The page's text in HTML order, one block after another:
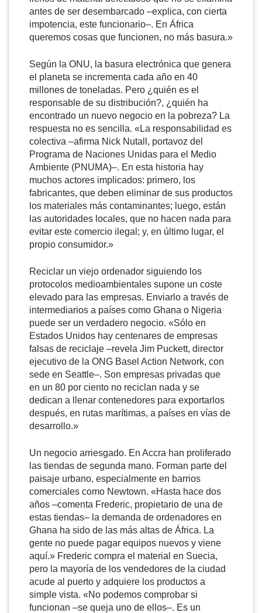
antes de ser desembarcado –explica, con cierta
impotencia, este funcionario–. En África
queremos cosas que funcionen, no más basura.»
Según la ONU, la basura electrónica que genera
el planeta se incrementa cada año en 40
millones de toneladas. Pero ¿quién es el
responsable de su distribución?, ¿quién ha
encontrado un nuevo negocio en la pobreza? La
respuesta no es sencilla. «La responsabilidad es
colectiva –afirma Nick Nutall, portavoz del
Programa de Naciones Unidas para el Medio
Ambiente (PNUMA)–. En esta historia hay
muchos actores implicados: primero, los
fabricantes, que deben eliminar de sus productos
los materiales más contaminantes; luego, están
las autoridades locales, que no hacen nada para
evitar este comercio ilegal; y, en último lugar, el
propio consumidor.»
Reciclar un viejo ordenador siguiendo los
protocolos medioambientales supone un coste
elevado para las empresas. Enviarlo a través de
intermediarios a países como Ghana o Nigeria
puede ser un verdadero negocio. «Sólo en
Estados Unidos hay centenares de empresas
falsas de reciclaje –revela Jim Puckett, director
ejecutivo de la ONG Basel Action Network, con
sede en Seattle–. Son empresas privadas que
en un 80 por ciento no reciclan nada y se
dedican a llenar contenedores para exportarlos
después, en rutas marítimas, a países en vías de
desarrollo.»
Un negocio arriesgado. En Accra han proliferado
las tiendas de segunda mano. Forman parte del
paisaje urbano, especialmente en barrios
comerciales como Newtown. «Hasta hace dos
años –comenta Frederic, propietario de una de
estas tiendas– la demanda de ordenadores en
Ghana ha sido de las más altas de África. La
gente no puede pagar equipos nuevos y viene
aquí.» Frederic compra el material en Suecia,
pero la mayoría de los vendedores de la ciudad
acude al puerto y adquiere los productos a
simple vista. «No podemos comprobar si
funcionan –se queja uno de ellos–. Es un